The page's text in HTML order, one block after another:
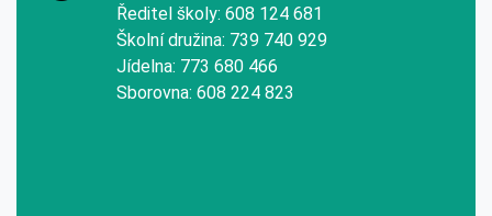
Ředitel školy: 608 124 681
Školní družina: 739 740 929
Jídelna: 773 680 466
Sborovna: 608 224 823